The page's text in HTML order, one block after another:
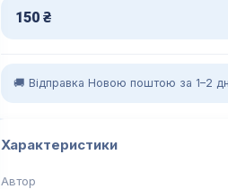
150 ₴
🚚 Відправка Новою поштою за 1–2
Характеристики
Автор